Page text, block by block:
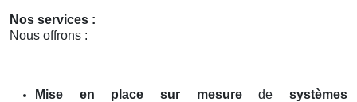
Nos services :
Nous offrons :
Mise en place sur mesuredesystèmes